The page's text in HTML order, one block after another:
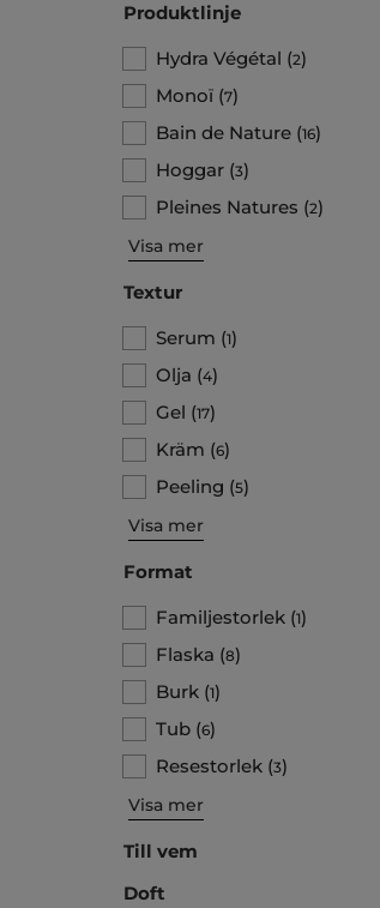
Produktlinje
Hydra Végétal (2)
Monoï (7)
Bain de Nature (16)
Hoggar (3)
Pleines Natures (2)
Visa mer
Textur
Serum (1)
Olja (4)
Gel (17)
Kräm (6)
Peeling (5)
Visa mer
Format
Familjestorlek (1)
Flaska (8)
Burk (1)
Tub (6)
Resestorlek (3)
Visa mer
Till vem
Doft